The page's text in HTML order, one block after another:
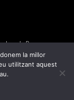
Per
|
Política de
d’ús
la millor
utilitzant aquest